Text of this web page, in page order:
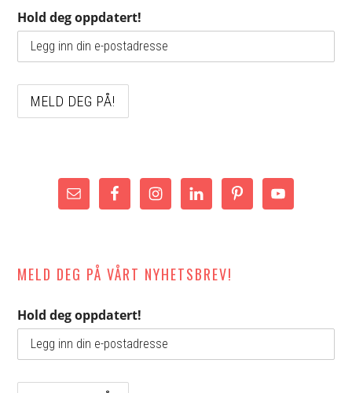
Hold deg oppdatert!
MELD DEG PÅ VÅRT NYHETSBREV!
Hold deg oppdatert!